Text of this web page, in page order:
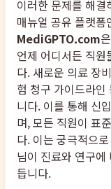
이러한 문제를 해결
매뉴얼 공유 플랫폼
MediGPTO.com
언제 어디서든 직원
다. 새로운 의료 장
험 청구 가이드라인
니다. 이를 통해 신
며, 모든 직원이 표
다. 이는 궁극적으로
님이 진료와 연구
듭니다.